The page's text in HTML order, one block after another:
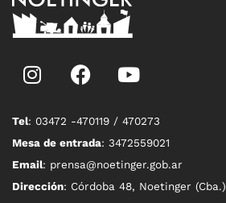
Tel: 03472 -470119 / 470273
Mesa de entrada: 3472559021
Email: prensa@noetinger.gob.ar
Dirección: Córdoba 48, Noetinger (Cba.)